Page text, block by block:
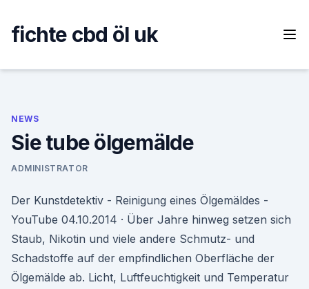
content
fichte cbd öl uk
NEWS
Sie tube ölgemälde
ADMINISTRATOR
Der Kunstdetektiv - Reinigung eines Ölgemäldes -
YouTube 04.10.2014 · Über Jahre hinweg setzen sich
Staub, Nikotin und viele andere Schmutz- und
Schadstoffe auf der empfindlichen Oberfläche der
Ölgemälde ab. Licht, Luftfeuchtigkeit und Temperatur